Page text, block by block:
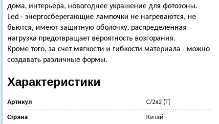
дома, интерьера, новогоднее украшение для фотозоны.
Led - энергосберегающие лампочки не нагреваются, не
бьются, имеют защитную оболочку, распределенная
нагрузка предотвращает вероятность возгорания.
Кроме того, за счет мягкости и гибкости материала - можно
создавать различные формы.
Характеристики
Артикул С/2х2 (Т)
Страна Китай